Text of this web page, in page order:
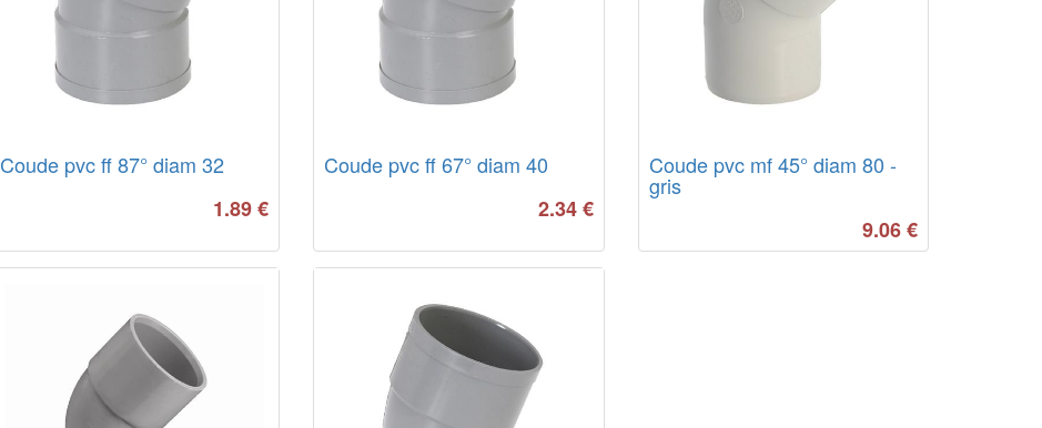
Coude pvc ff 87° diam 32
1.89€
Coude pvc ff 67° diam 40
2.34 €
Coude pvc mf 45° diam 80 -
gris
9.06€